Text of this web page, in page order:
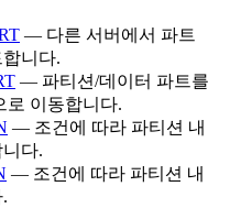
— 다른 서버에서 파트
니다.
— 파티션/데이터 파트를
로 이동합니다.
— 조건에 따라 파티션 내
다.
— 조건에 따라 파티션 내